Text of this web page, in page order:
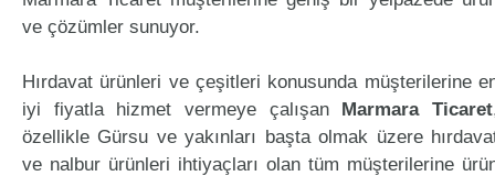
ve çözümler sunuyor.
Hırdavat ürünleri ve çeşitleri konusunda müşterilerine
iyi fiyatla hizmet vermeye çalışan Marmara Ticaret
özellikle Gürsu ve yakınları başta olmak üzere
ve nalbur ürünleri ihtiyaçları olan tüm müşterilerine